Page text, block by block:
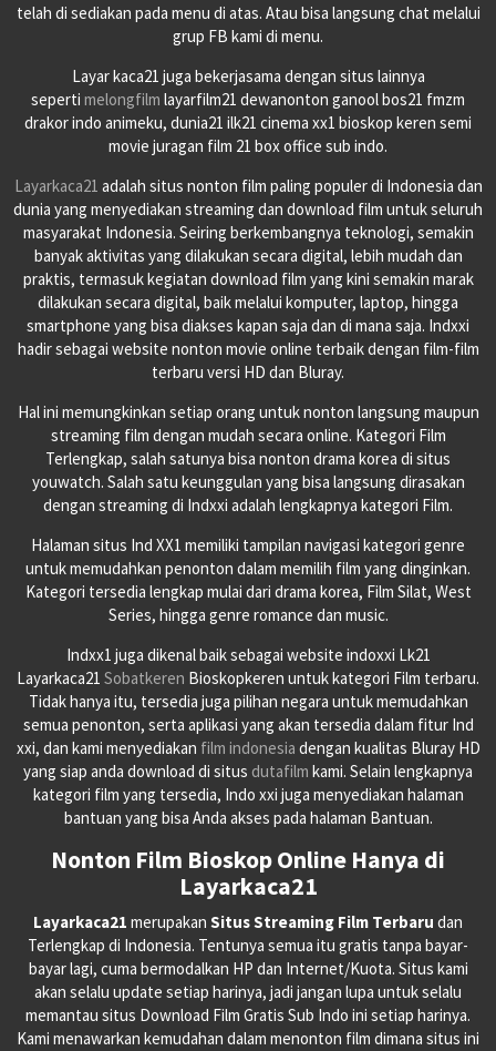
telah di sediakan pada menu di atas. Atau bisa langsung chat melalui
grup FB kami di menu.
Layar kaca21 juga bekerjasama dengan situs lainnya
seperti melongfilm layarfilm21 dewanonton ganool bos21 fmzm
drakor indo animeku, dunia21 ilk21 cinema xx1 bioskop keren semi
movie juragan film 21 box office sub indo.
Layarkaca21 adalah situs nonton film paling populer di Indonesia dan
dunia yang menyediakan streaming dan download film untuk seluruh
masyarakat Indonesia. Seiring berkembangnya teknologi, semakin
banyak aktivitas yang dilakukan secara digital, lebih mudah dan
praktis, termasuk kegiatan download film yang kini semakin marak
dilakukan secara digital, baik melalui komputer, laptop, hingga
smartphone yang bisa diakses kapan saja dan di mana saja. Indxxi
hadir sebagai website nonton movie online terbaik dengan film-film
terbaru versi HD dan Bluray.
Hal ini memungkinkan setiap orang untuk nonton langsung maupun
streaming film dengan mudah secara online. Kategori Film
Terlengkap, salah satunya bisa nonton drama korea di situs
youwatch. Salah satu keunggulan yang bisa langsung dirasakan
dengan streaming di Indxxi adalah lengkapnya kategori Film.
Halaman situs Ind XX1 memiliki tampilan navigasi kategori genre
untuk memudahkan penonton dalam memilih film yang dinginkan.
Kategori tersedia lengkap mulai dari drama korea, Film Silat, West
Series, hingga genre romance dan music.
Indxx1 juga dikenal baik sebagai website indoxxi Lk21
Layarkaca21 Sobatkeren Bioskopkeren untuk kategori Film terbaru.
Tidak hanya itu, tersedia juga pilihan negara untuk memudahkan
semua penonton, serta aplikasi yang akan tersedia dalam fitur Ind
xxi, dan kami menyediakan film indonesia dengan kualitas Bluray HD
yang siap anda download di situs dutafilm kami. Selain lengkapnya
kategori film yang tersedia, Indo xxi juga menyediakan halaman
bantuan yang bisa Anda akses pada halaman Bantuan.
Nonton Film Bioskop Online Hanya di
Layarkaca21
Layarkaca21 merupakan Situs Streaming Film Terbaru dan
Terlengkap di Indonesia. Tentunya semua itu gratis tanpa bayar-
bayar lagi, cuma bermodalkan HP dan Internet/Kuota. Situs kami
akan selalu update setiap harinya, jadi jangan lupa untuk selalu
memantau situs Download Film Gratis Sub Indo ini setiap harinya.
Kami menawarkan kemudahan dalam menonton film dimana situs ini